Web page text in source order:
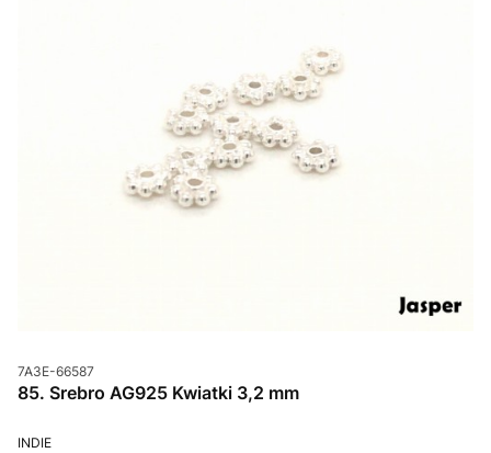
Kod produktu
7A3E-66587
85. Srebro AG925 Kwiatki 3,2 mm
PRODUCENT
INDIE